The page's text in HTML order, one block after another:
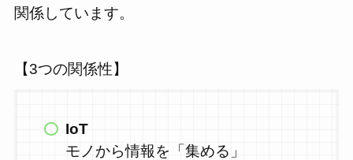
関係しています。
【3つの関係性】
IoT
モノから情報を「集める」